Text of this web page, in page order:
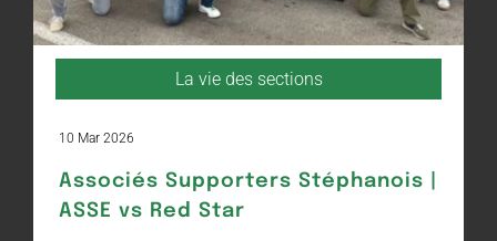
La vie des sections
10 Mar 2026
Associés Supporters Stéphanois |
ASSE vs Red Star